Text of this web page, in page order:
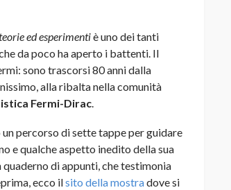
ed esperimentiè uno dei tanti
da poco ha aperto i battenti. Il
sono trascorsi 80 anni dalla
alla ribalta nella comunità
Fermi-Dirac.
percorso di sette tappe per guidare
e qualche aspetto inedito della sua
di appunti, che testimonia
ecco ilsito della mostradove si